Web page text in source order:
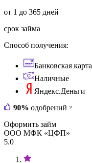
от 1 до 365 дней
срок займа
Способ получения:
Банковская карта
Наличные
Яндекс.Деньги
90% одобрений ?
Оформить займ
ООО МФК «ЦФП»
5.0